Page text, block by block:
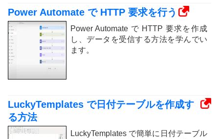
Power Automate で HTTP 要求を行う
Power Automate で HTTP 要求を作成
し、データを受信する方法を学んでい
ます。
LuckyTemplates で日付テーブルを作成す
る方法
LuckyTemplates で簡単に日付テーブル